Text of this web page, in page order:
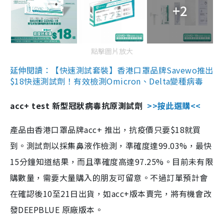
+2
點擊圖片放大
延伸閱讀：【快速測試套裝】香港口罩品牌Savewo推出
$18快速測試劑！有效檢測Omicron、Delta變種病毒
acc+ test 新型冠狀病毒抗原測試劑 >>按此選購<<
產品由香港口罩品牌acc+ 推出，抗疫價只要$18就買
到。測試劑以採集鼻液作檢測，準確度達99.03%，最快
15分鐘知道結果，而且準確度高達97.25%。目前未有限
購數量，需要大量購入的朋友可留意。不過訂單預計會
在確認後10至21日出貨，如acc+版本賣完，將有機會改
發DEEPBLUE 原廠版本。